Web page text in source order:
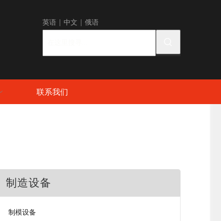
英语 | 中文 | 俄语
联系我们
制造设备
制模设备